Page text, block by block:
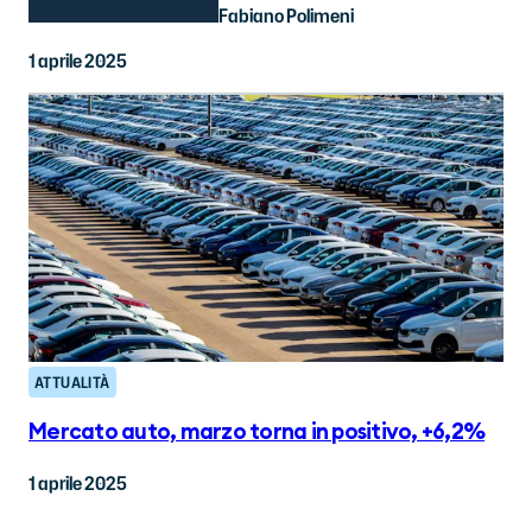
Fabiano Polimeni
1 aprile 2025
ATTUALITÀ
Mercato auto, marzo torna in positivo, +6,2%
1 aprile 2025